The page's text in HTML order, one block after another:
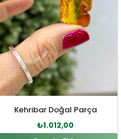
Kehribar Doğal Parça
₺1.012,00